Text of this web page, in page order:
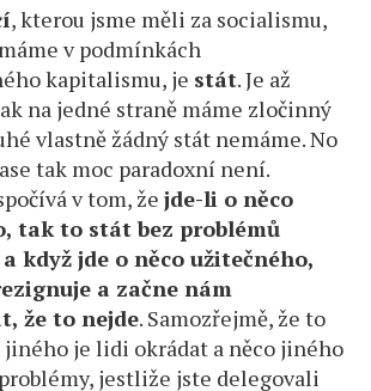
, kterou jsme měli za socialismu,
v podmínkách
kapitalismu, je stát. Je až
na jedné straně máme zločinný
vlastně žádný stát nemáme. No
tak moc paradoxní není.
v tom, žejde-li o něco
tak to stát bez problémů
když jde o něco užitečného,
a začne nám
že to nejde. Samozřejmě, že to
jiného je lidi okrádat a něco jiného
jestliže jste delegovali